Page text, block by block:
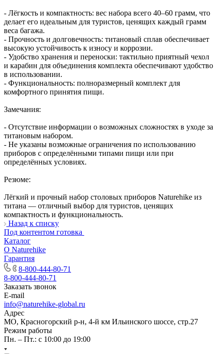
- Лёгкость и компактность: вес набора всего 40–60 грамм, что
делает его идеальным для туристов, ценящих каждый грамм
веса багажа.
- Прочность и долговечность: титановый сплав обеспечивает
высокую устойчивость к износу и коррозии.
- Удобство хранения и переноски: тактильно приятный чехол
и карабин для объединения комплекта обеспечивают удобство
в использовании.
- Функциональность: полноразмерный комплект для
комфортного принятия пищи.
Замечания:
- Отсутствие информации о возможных сложностях в уходе за
титановым набором.
- Не указаны возможные ограничения по использованию
приборов с определёнными типами пищи или при
определённых условиях.
Резюме:
Лёгкий и прочный набор столовых приборов Naturehike из
титана — отличный выбор для туристов, ценящих
компактность и функциональность.
Назад к списку
Под контентом готовка
Каталог
О Naturehike
Гарантия
8-800-444-80-71
8-800-444-80-71
Заказать звонок
E-mail
info@naturehike-global.ru
Адрес
МО, Красногорский р-н, 4-й км Ильинского шоссе, стр.27
Режим работы
Пн. – Пт.: с 10:00 до 19:00